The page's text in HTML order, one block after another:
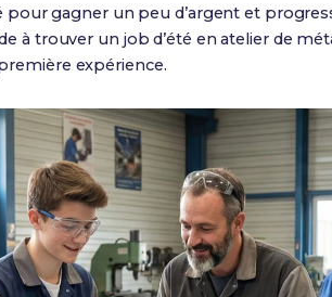
pour gagner un peu d’argent et
à trouver un job d’été en atelier de
expérience.